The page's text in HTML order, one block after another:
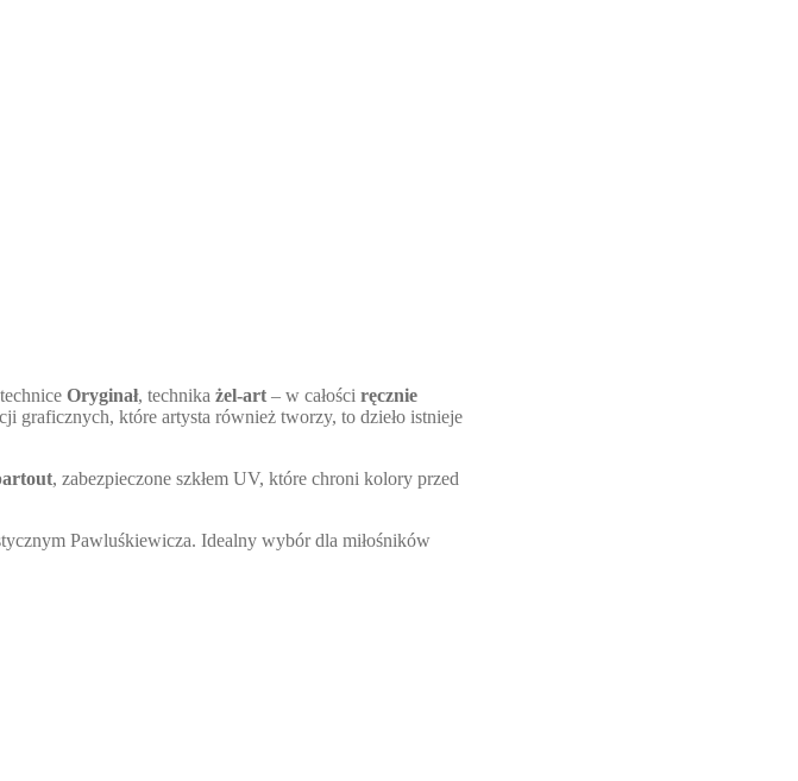
Oryginał, technika żel-art– w całości ręcznie
graficznych, które artysta również tworzy, to dzieło istnieje
, zabezpieczone szkłem UV, które chroni kolory przed
Pawluśkiewicza. Idealny wybór dla miłośników